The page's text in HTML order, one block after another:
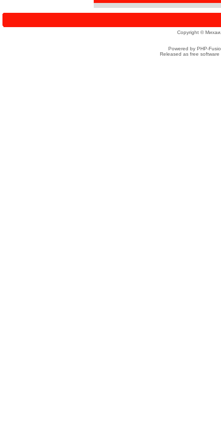
Copyright ©
Powered by PHP-
Released as free